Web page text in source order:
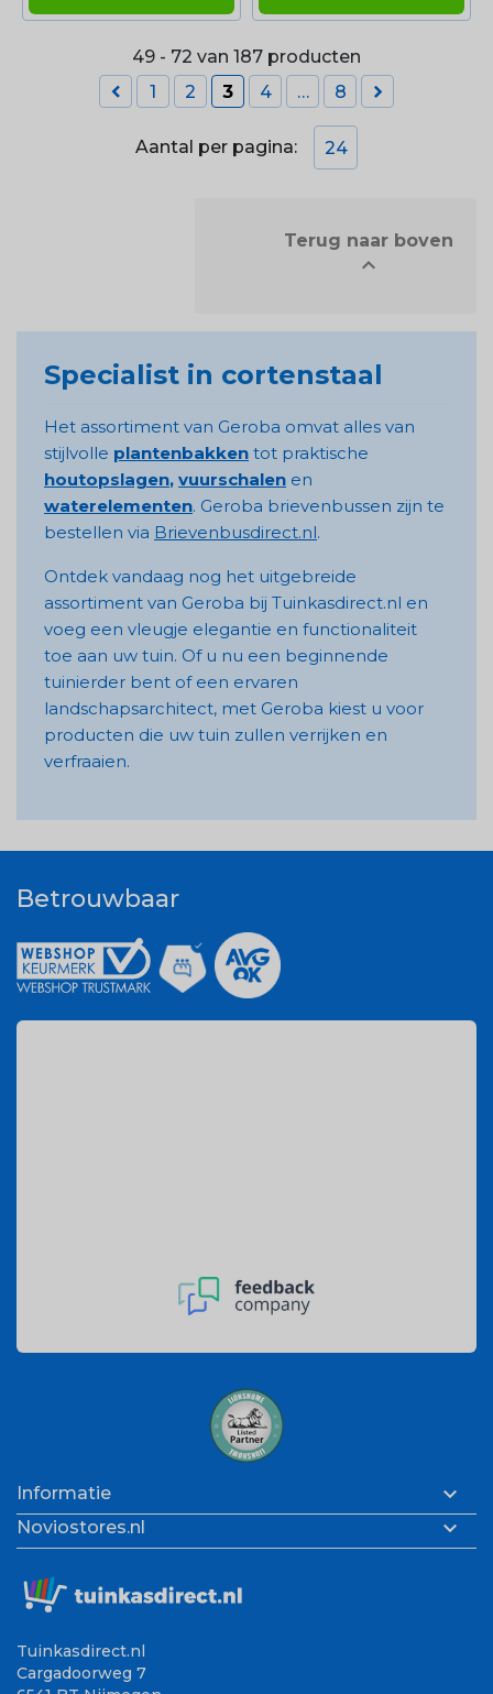
49 - 72 van 187 producten
 1 2 3 4 … 8 
Aantal per pagina: 24

Specialist in cortenstaal
Het assortiment van Geroba omvat alles van
stijlvolle plantenbakken tot praktische
houtopslagen, vuurschalen en
waterelementen. Geroba brievenbussen zijn te
bestellen via Brievenbusdirect.nl.
Ontdek vandaag nog het uitgebreide
assortiment van Geroba bij Tuinkasdirect.nl en
voeg een vleugje elegantie en functionaliteit
toe aan uw tuin. Of u nu een beginnende
tuinierder bent of een ervaren
landschapsarchitect, met Geroba kiest u voor
producten die uw tuin zullen verrijken en
verfraaien​.
Betrouwbaar
Informatie 
Noviostores.nl 
Tuinkasdirect.nl
Cargadoorweg 7